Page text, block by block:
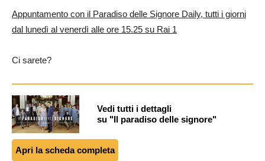
Appuntamento con il Paradiso delle Signore Daily, tutti i giorni
dal lunedì al venerdì alle ore 15.25 su Rai 1
Ci sarete?
Vedi tutti i dettagli
su "Il paradiso delle signore"
Apri la scheda completa